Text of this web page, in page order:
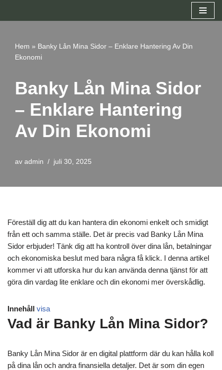
innehåll
Hem » Banky Lån Mina Sidor – Enklare Hantering Av Din
Ekonomi
Banky Lån Mina Sidor
– Enklare Hantering
Av Din Ekonomi
av admin juli 30, 2025
Föreställ dig att du kan hantera din ekonomi enkelt och smidigt
från ett och samma ställe. Det är precis vad Banky Lån Mina
Sidor erbjuder! Tänk dig att ha kontroll över dina lån, betalningar
och ekonomiska beslut med bara några få klick. I denna artikel
kommer vi att utforska hur du kan använda denna tjänst för att
göra din vardag lite enklare och din ekonomi mer överskådlig.
Innehåll visa
Vad är Banky Lån Mina Sidor?
Banky Lån Mina Sidor är en digital plattform där du kan hålla koll
på dina lån och andra finansiella detaljer. Det är som din egen